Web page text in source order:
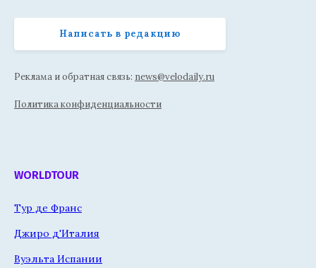
Написать в редакцию
Реклама и обратная связь: news@velodaily.ru
Политика конфиденциальности
WORLDTOUR
Тур де Франс
Джиро д'Италия
Вуэльта Испании